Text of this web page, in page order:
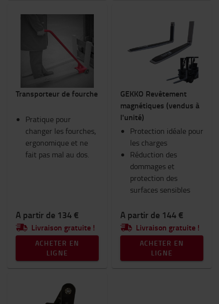
Transporteur de fourche
Pratique pour
changer les fourches,
ergonomique et ne
fait pas mal au dos.
A partir de 134 €
Livraison gratuite !
ACHETER EN
LIGNE
GEKKO Revêtement
magnétiques (vendus à
l'unité)
Protection idéale pour
les charges
Réduction des
dommages et
protection des
surfaces sensibles
A partir de 144 €
Livraison gratuite !
ACHETER EN
LIGNE